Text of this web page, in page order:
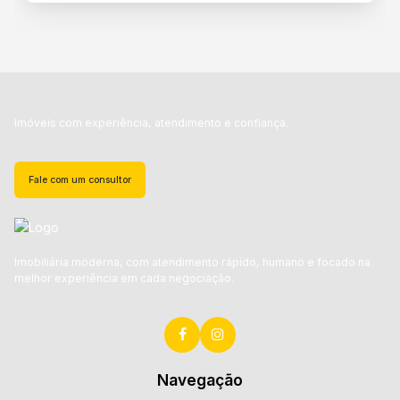
Imóveis com experiência, atendimento e confiança.
Fale com um consultor
Imobiliária moderna, com atendimento rápido, humano e focado na
melhor experiência em cada negociação.
Navegação